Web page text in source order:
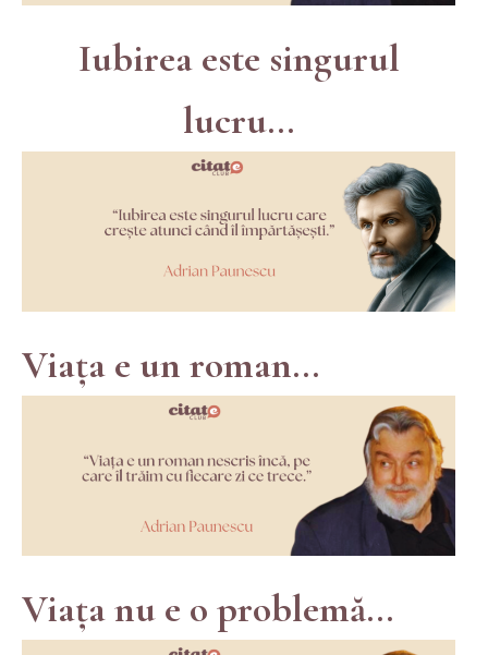
Iubirea este singurul
lucru...
Viața e un roman...
Viața nu e o problemă...